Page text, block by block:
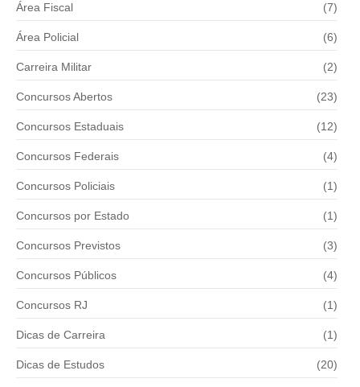
Área Fiscal (7)
Área Policial (6)
Carreira Militar (2)
Concursos Abertos (23)
Concursos Estaduais (12)
Concursos Federais (4)
Concursos Policiais (1)
Concursos por Estado (1)
Concursos Previstos (3)
Concursos Públicos (4)
Concursos RJ (1)
Dicas de Carreira (1)
Dicas de Estudos (20)